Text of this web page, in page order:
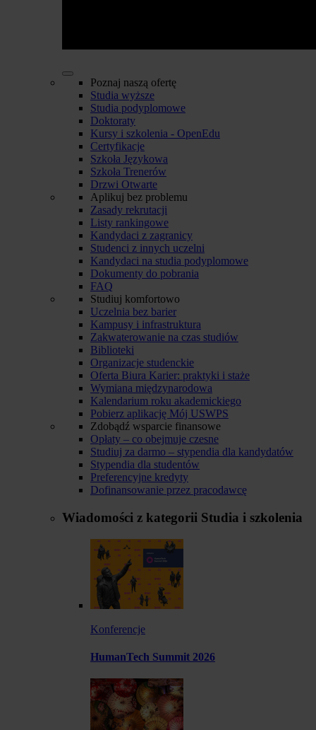
Poznaj naszą ofertę
Studia wyższe
Studia podyplomowe
Doktoraty
Kursy i szkolenia - OpenEdu
Certyfikacje
Szkoła Językowa
Szkoła Trenerów
Drzwi Otwarte
Aplikuj bez problemu
Zasady rekrutacji
Listy rankingowe
Kandydaci z zagranicy
Studenci z innych uczelni
Kandydaci na studia podyplomowe
Dokumenty do pobrania
FAQ
Studiuj komfortowo
Uczelnia bez barier
Kampusy i infrastruktura
Zakwaterowanie na czas studiów
Biblioteki
Organizacje studenckie
Oferta Biura Karier: praktyki i staże
Wymiana międzynarodowa
Kalendarium roku akademickiego
Pobierz aplikację Mój USWPS
Zdobądź wsparcie finansowe
Opłaty – co obejmuje czesne
Studiuj za darmo – stypendia dla kandydatów
Stypendia dla studentów
Preferencyjne kredyty
Dofinansowanie przez pracodawcę
Wiadomości z kategorii Studia i szkolenia
Konferencje
HumanTech Summit 2026